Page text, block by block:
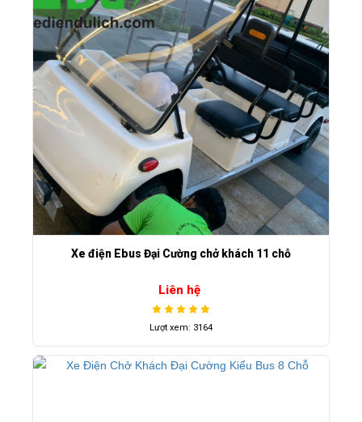
Xe điện Ebus Đại Cường chở khách 11 chỗ
Liên hệ
Lượt xem: 3164